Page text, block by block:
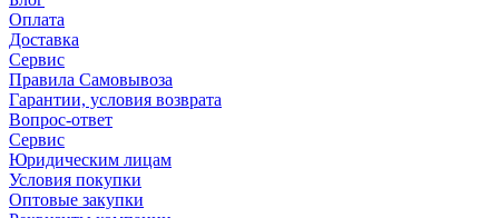
Оплата
Доставка
Сервис
Правила Самовывоза
Гарантии, условия возврата
Вопрос-ответ
Сервис
Юридическим лицам
Условия покупки
Оптовые закупки